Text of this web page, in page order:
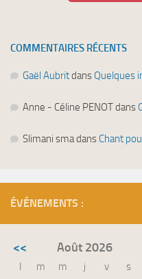
COMMENTAIRES RÉCENTS
Gaël Aubritdans Quelques
Anne - Céline PENOTdans
Slimani smadans Chant
ÉVÉNEMENTS :
<< Août 2026
l m m j v s